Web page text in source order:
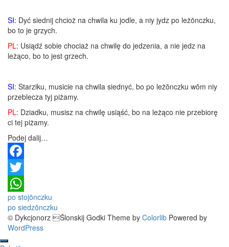
SI: Dyć siednij chcioż na chwila ku jodle, a niy jydz po leżōnczku,
bo to je grzych.
PL: Usiądź sobie chociaż na chwilę do jedzenia, a nie jedz na
leżąco, bo to jest grzech.
SI: Starziku, musicie na chwila siednyć, bo po leżōnczku wōm niy
przeblecza tyj piżamy.
PL: Dziadku, musisz na chwilę usiąść, bo na leżąco nie przebiorę
ci tej piżamy.
Podej dalij…
Facebook
Twitter
WhatsApp
Post
navigation
po stojōnczku
po siedzōnczku
© Dykcjonorz Ślonskij Godki Theme by Colorlib Powered by
WordPress